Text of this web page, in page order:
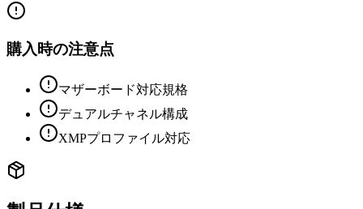
購入時の注意点
マザーボード対応規格
デュアルチャネル構成
XMPプロファイル対応